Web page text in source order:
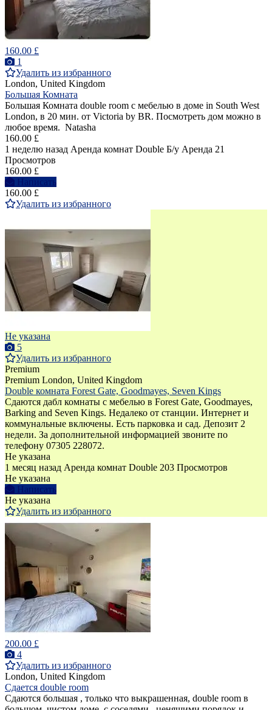
160.00 £
1
Удалить из избранного
London, United Kingdom
Большая Комната
Большая Комната double room с мебелью в доме in South West
London, в 20 мин. от Victoria by BR. Посмотреть дом можно в
любое время. Natasha
160.00 £
1 неделю назад Аренда комнат Double Б/у Аренда 21
Просмотров
160.00 £
Написать
160.00 £
Удалить из избранного
Не указана
5
Удалить из избранного
Premium
Premium London, United Kingdom
Double комната Forest Gate, Goodmayes, Seven Kings
Сдаются дабл комнаты с мебелью в Forest Gate, Goodmayes,
Barking and Seven Kings. Недалеко от станции. Интернет и
коммунальные включены. Есть парковка и сад. Депозит 2
недели. За дополнительной информацией звоните по
телефону 07305 228072.
Не указана
1 месяц назад Аренда комнат Double 203 Просмотров
Не указана
Написать
Не указана
Удалить из избранного
200.00 £
4
Удалить из избранного
London, United Kingdom
Сдается double room
Сдаются большая , только что выкрашенная, double room в